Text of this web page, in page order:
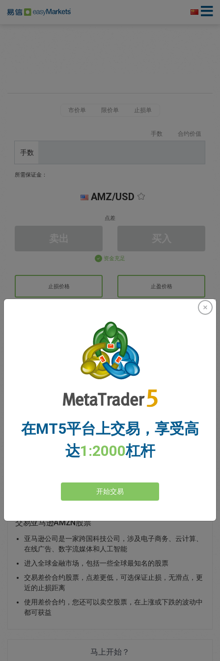
市价单 限价单 止损单
手数 合约价值
手数
所需保证金：
AMZ/USD
点差
资金充足
止损价格 止盈价格
注册交易账户
我的赠金
0.00
交易亚马逊AMZN股票
亚马逊公司是一家跨国科技公司，涉及电子商务、云计算、
在线广告、数字流媒体和人工智能
进入全球金融市场，包括一些全球最知名的股票
交易差价合约股票，点差更低，可选保证止损，无滑点，更
近的止损距离
使用差价合约，您还可以卖空股票，在上涨或下跌的波动中
都可获益
马上开始？
在MT5平台上交易，享受高
达1:2000杠杆
开始交易